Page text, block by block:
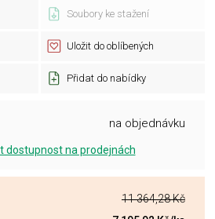
Soubory ke stažení
Uložit do oblíbených
Přidat do nabídky
na objednávku
dostupnost na prodejnách
11 364,28 Kč